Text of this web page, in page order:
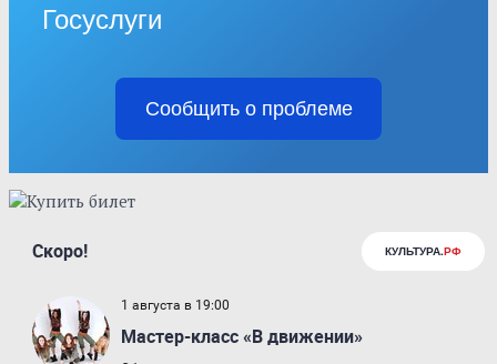
Госуслуги
Сообщить о проблеме